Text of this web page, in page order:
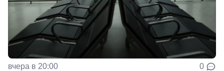
вчера в 20:00 0